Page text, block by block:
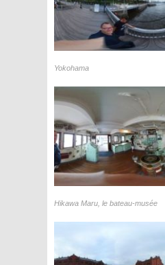
Yokohama
Hikawa Maru, le bateau-musée